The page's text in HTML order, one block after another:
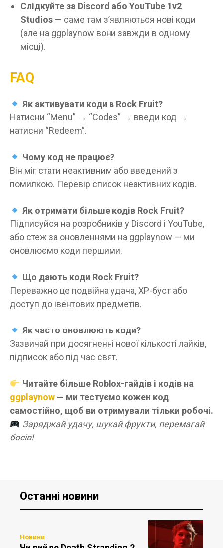
Слідкуйте за Discord або YouTube 1v2
Studios — саме там зʼявляються нові коди
(але на ggplaynow вони завжди в одному
місці).
FAQ
Як активувати коди в Rock Fruit?
Натисни “Menu” → “Codes” → введи код →
натисни “Redeem”.
Чому код не працює?
Він міг стати неактивним або введений з
помилкою. Перевір список неактивних кодів.
Як отримати більше кодів Rock Fruit?
Підписуйся на розробників у Discord і YouTube,
або стеж за оновленнями на ggplaynow — ми
оновлюємо коди першими.
Що дають коди Rock Fruit?
Переважно це подвійна удача, XP-буст або
доступ до івентових предметів.
Як часто оновлюють коди?
Зазвичай при досягненні нової кількості лайків,
підписок або під час свят.
Читайте більше Roblox-гайдів і кодів на
ggplaynow — ми тестуємо кожен код
самостійно, щоб ви отримували тільки робочі.
Заряджай удачу, шукай фрукти, перемагай
босів!
Останні новини
Новини